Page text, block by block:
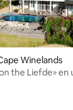
5.0 de 5, 5
Winelands
the Liefde» en